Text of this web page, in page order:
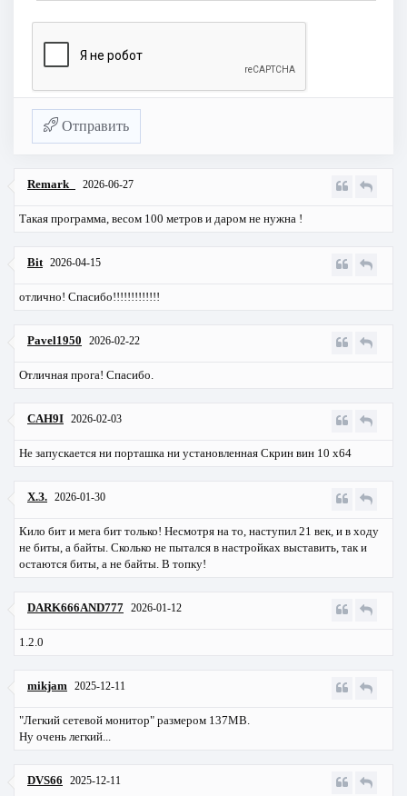
Отправить
Remark_ 2026-06-27
Такая программа, весом 100 метров и даром не нужна !
Bit 2026-04-15
отлично! Спасибо!!!!!!!!!!!!!
Pavel1950 2026-02-22
Отличная прога! Спасибо.
CAH9I 2026-02-03
Не запускается ни порташка ни установленная Скрин вин 10 х64
Х.З. 2026-01-30
Кило бит и мега бит только! Несмотря на то, наступил 21 век, и в ходу
не биты, а байты. Сколько не пытался в настройках выставить, так и
остаются биты, а не байты. В топку!
DARK666AND777 2026-01-12
1.2.0
mikjam 2025-12-11
"Легкий сетевой монитор" размером 137МВ.
Ну очень легкий...
DVS66 2025-12-11